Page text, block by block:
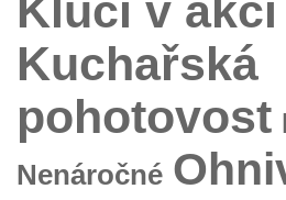
Kluci v akci
Kuchařská
pohotovost
Nenáročné